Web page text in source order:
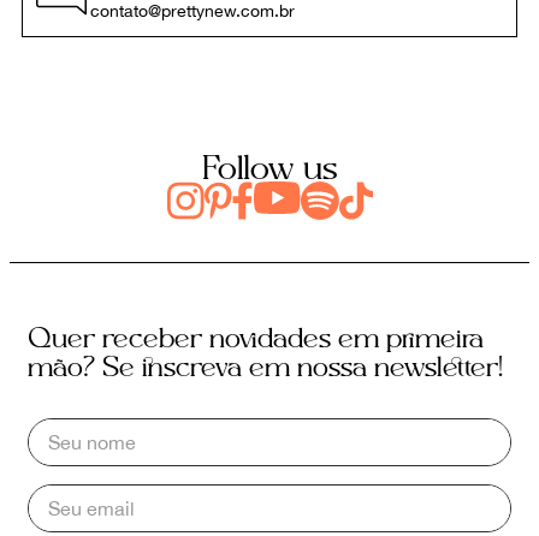
contato@prettynew.com.br
Follow us
Quer receber novidades em primeira
mão? Se inscreva em nossa newsletter!